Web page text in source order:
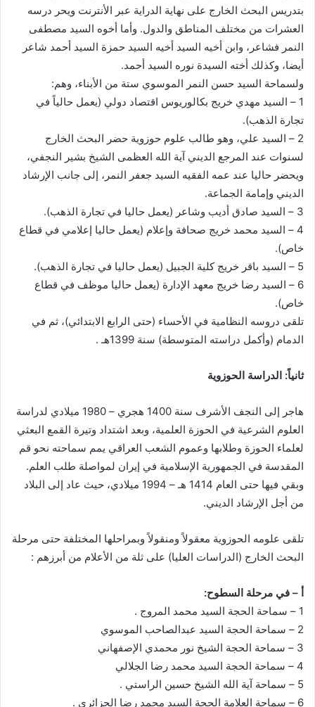
بتدريس البحث الخارج على نهاية الدراية عبر الأنترنت ويحر درسه
العشرات من مختلف المناطق والدول. وأما أخوه السيد مصطفى
النمر فشاعر، وابن أخيه السيد أخيه السيد حمزة السيد أحمد شاعر
أيضا، وكذلك أخته السيدة نوره السيد أحمد.
ولسماحة السيد حسن النمر الموسوي ستة من الأبناء، وهم:
1 – السيد مهدي خريج بكالوريوس اقتصاد دولي (يعمل حالياً في
تجارة الذهب).
2 – السيد علي، وهو طالب علوم حوزوية حضر البحث الخارج
لسنوات عند المرجع الديني آية الله العظمى الشيخ بشير النجفي،
ويحضر حاليا عند عمه الفقيه السيد جعفر النمر، إلى جانب الإرشاد
الديني وإمامة الجماعة.
3 – السيد صادق أديب وشاعر (يعمل حاليا في تجارة الذهب).
4 – السيد محمد خريج صحافة وإعلام (يعمل حاليا إعلامي في قطاع
خاص).
5 – السيد باقر خريج كلية الجبيل (يعمل حاليا في تجارة الذهب).
6 – السيد رضا خريج معهد الإدارة (يعمل حاليا موظف في قطاع
خاص).
تلقى دروسه النظامية في الأحساء (حتى الرابع الابتدائي)، ثم في
الدمام (وأكمل دراسته المتوسطة) سنة 1399هـ .
ثانياً: الدراسة الحوزوية
هاجر إلى النجف الأشرف سنة 1400 هجري – 1980 ميلادي لدراسة
العلوم الشرعية في الحوزة العلمية، وبعد اشتداد وتيرة القمع البعثي
لعلماء الحوزة وطلابها وعموم الشعب العراقي يمم سماحته نحو قم
المقدسة في الجمهورية الإسلامية في إيران لمواصلة طلب العلم.
وبقي فيها حتى العام 1414 هـ – 1994 ميلادي، حيث عاد إلى البلاد
من أجل الإرشاد الديني.
تلقى علومه الحوزوية معقولاً ومنقولاً وبمراحلها المختلفة حتى مرحلة
البحث الخارج (الدراسات العليا) على ثلة من الأعلام من أبرزهم :
أ – في مرحلة السطوح:
1 – سماحة الحجة السيد محمد المروج .
2 – سماحة الحجة السيد عبدالصاحب الموسوي
3 – سماحة الحجة الشيخ نور محمدي الإصفهاني
4 – سماحة الحجة السيد محمد رضا الجلالي
5 – سماحة آية الله الشيخ حسين الراستي .
6 – سماحة العلامة الحجة السيد محمد رضا الجزائري .